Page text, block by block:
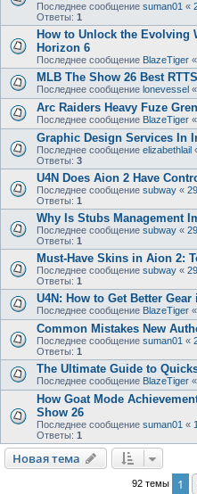
Последнее сообщение suman01 «
Ответы: 1
How to Unlock the Evolving
Horizon 6
Последнее сообщение BlazeTiger «
MLB The Show 26 Best
Последнее сообщение lonevessel «
Arc Raiders Heavy Fuze
Последнее сообщение BlazeTiger «
Graphic Design Services In
Последнее сообщение elizabethlail
Ответы: 3
U4N Does Aion 2 Have
Последнее сообщение subway «
Ответы: 1
Why Is Stubs Management
Последнее сообщение subway «
Ответы: 1
Must-Have Skins in Aion 2:
Последнее сообщение subway «
Ответы: 1
U4N: How to Get Better
Последнее сообщение BlazeTiger «
Common Mistakes New
Последнее сообщение suman01 «
Ответы: 1
The Ultimate Guide to
Последнее сообщение BlazeTiger «
How Goat Mode
Show 26
Последнее сообщение suman01 «
Ответы: 1
Новая тема
92 темы 1